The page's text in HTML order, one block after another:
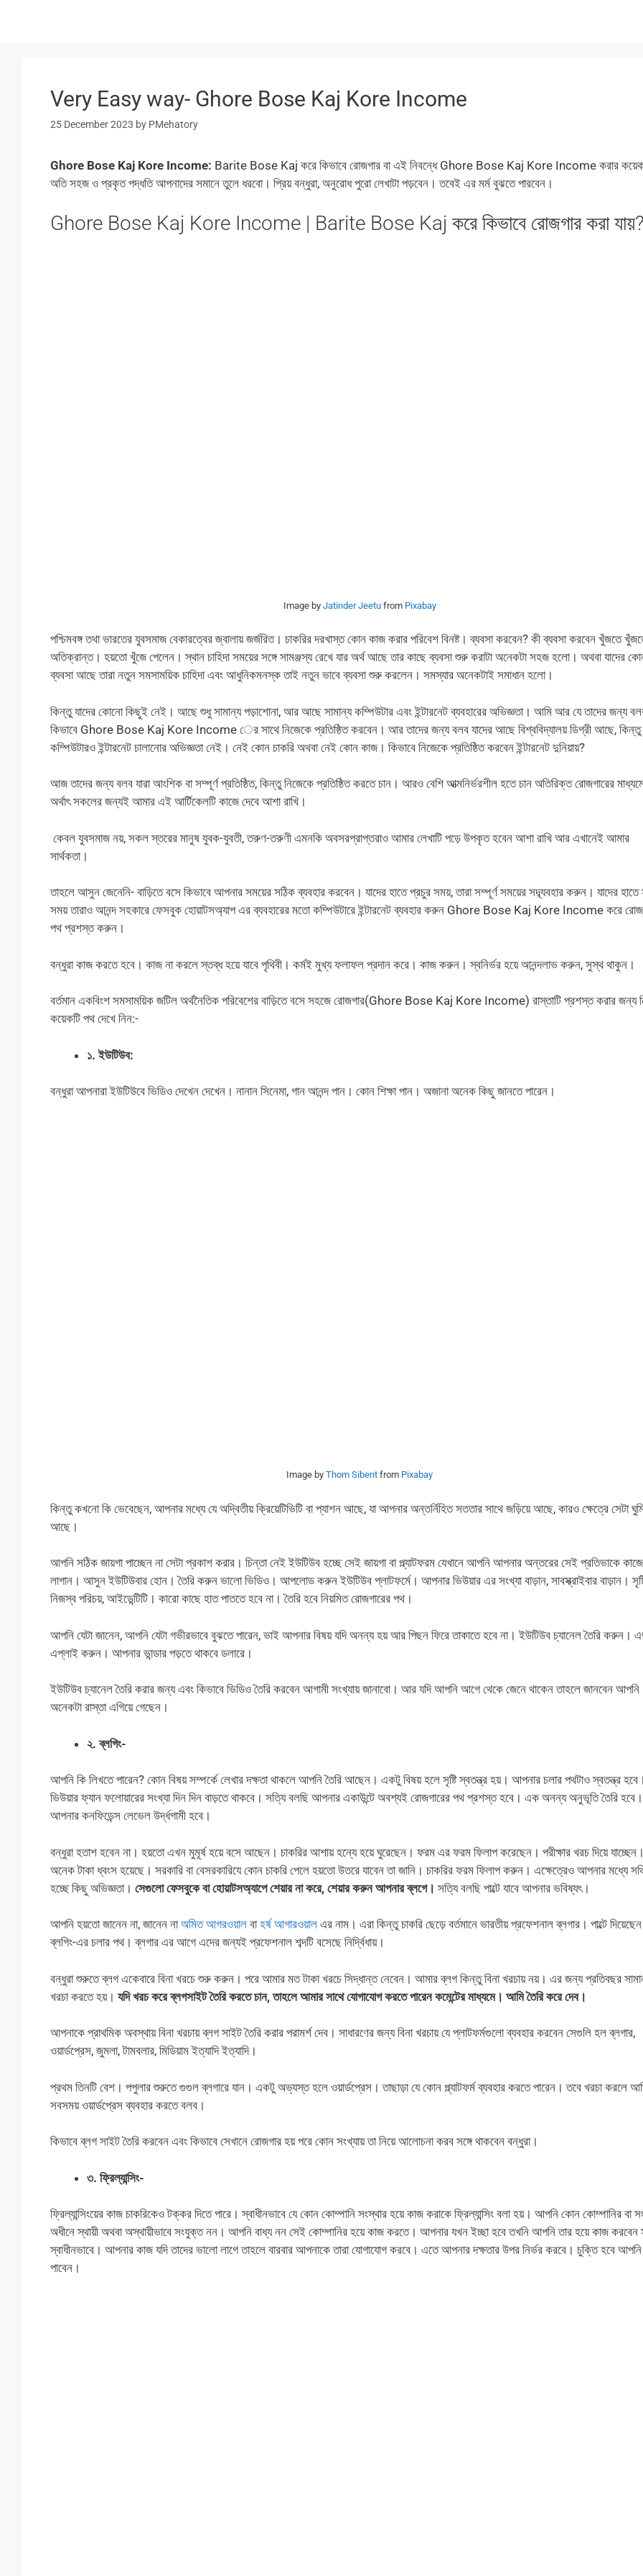
Very Easy way- Ghore Bose Kaj Kore Income
25 December 2023 by PMehatory
Ghore Bose Kaj Kore Income: Barite Bose Kaj করে কিভাবে রোজগার বা এই নিবন্ধে Ghore Bose Kaj Kore Income করার
অতি সহজ ও প্রকৃত পদ্ধতি আপনাদের সমানে তুলে ধরবো। প্রিয় বন্ধুরা, অনুরোধ পুরো লেখাটা পড়বেন। তবেই এর মর্ম বুঝতে পারবেন।
Ghore Bose Kaj Kore Income | Barite Bose Kaj করে কিভাবে রোজগার করা
Image by Jatinder Jeetufrom Pixabay
পশ্চিমবঙ্গ তথা ভারতের যুবসমাজ বেকারত্বের জ্বালায় জর্জরিত। চাকরির দরখাস্ত কোন কাজ করার পরিবেশ বিনষ্ট। ব্যবসা করবেন? কী ব্যবসা করবেন খুঁজতে
অতিক্রান্ত। হয়তো খুঁজে পেলেন। স্থান চাহিদা সময়ের সঙ্গে সামঞ্জস্য রেখে যার অর্থ আছে তার কাছে ব্যবসা শুরু করাটা অনেকটা সহজ হলো। অথবা যাদের
ব্যবসা আছে তারা নতুন সমসাময়িক চাহিদা এবং আধুনিকমনস্ক তাই নতুন ভাবে ব্যবসা শুরু করলেন। সমস্যার অনেকটাই সমাধান হলো।
কিন্তু যাদের কোনো কিছুই নেই। আছে শুধু সামান্য পড়াশোনা, আর আছে সামান্য কম্পিউটার এবং ইন্টারনেট ব্যবহারের অভিজ্ঞতা। আমি আর যে তাদের জন্য
কিভাবে Ghore Bose Kaj Kore Income ের সাথে নিজেকে প্রতিষ্ঠিত করবেন। আর তাদের জন্য বলব যাদের আছে বিশ্ববিদ্যালয় ডিগ্রী আছে, কিন্তু
কম্পিউটারও ইন্টারনেট চালানোর অভিজ্ঞতা নেই। নেই কোন চাকরি অথবা নেই কোন কাজ। কিভাবে নিজেকে প্রতিষ্ঠিত করবেন ইন্টারনেট দুনিয়ায়?
আজ তাদের জন্য বলব যারা আংশিক বা সম্পূর্ণ প্রতিষ্ঠিত, কিন্তু নিজেকে প্রতিষ্ঠিত করতে চান। আরও বেশি আত্মনির্ভরশীল হতে চান অতিরিক্ত রোজগারের
অর্থাৎ সকলের জন্যই আমার এই আর্টিকেলটি কাজে দেবে আশা রাখি।
কেবল যুবসমাজ নয়, সকল স্তরের মানুষ যুবক-যুবতী, তরুণ-তরুণী এমনকি অবসরপ্রাপ্তরাও আমার লেখাটি পড়ে উপকৃত হবেন আশা রাখি আর এখানেই আমার
সার্থকতা।
তাহলে আসুন জেনেনি- বাড়িতে বসে কিভাবে আপনার সময়ের সঠিক ব্যবহার করবেন। যাদের হাতে প্রচুর সময়, তারা সম্পূর্ণ সময়ের সদ্ব্যবহার করুন। যাদের হাতে
সময় তারাও আনন্দ সহকারে ফেসবুক হোয়াটসঅ্যাপ এর ব্যবহারের মতো কম্পিউটারে ইন্টারনেট ব্যবহার করুন Ghore Bose Kaj Kore Income করে
পথ প্রশস্ত করুন।
বন্ধুরা কাজ করতে হবে। কাজ না করলে স্তব্ধ হয়ে যাবে পৃথিবী। কর্মই মুখ্য ফলাফল প্রদান করে। কাজ করুন। স্বনির্ভর হয়ে আনন্দলাভ করুন, সুস্থ থাকুন।
বর্তমান একবিংশ সমসাময়িক জটিল অর্থনৈতিক পরিবেশের বাড়িতে বসে সহজে রোজগার(Ghore Bose Kaj Kore Income) রাস্তাটি প্রশস্ত করার জন্য
কয়েকটি পথ দেখে নিন:-
১. ইউটিউব:
বন্ধুরা আপনারা ইউটিউবে ভিডিও দেখেন দেখেন। নানান সিনেমা, গান আনন্দ পান। কোন শিক্ষা পান। অজানা অনেক কিছু জানতে পারেন।
Image byThom Sibent from Pixabay
কিন্তু কখনো কি ভেবেছেন, আপনার মধ্যে যে অদ্বিতীয় ক্রিয়েটিভিটি বা প্যাশন আছে, যা আপনার অন্তর্নিহিত সততার সাথে জড়িয়ে আছে, কারও ক্ষেত্রে সেটা
আছে।
আপনি সঠিক জায়গা পাচ্ছেন না সেটা প্রকাশ করার। চিন্তা নেই ইউটিউব হচ্ছে সেই জায়গা বা প্ল্যাটফরম যেখানে আপনি আপনার অন্তরের সেই প্রতিভাকে কাজে
লাগান। আসুন ইউটিউবার হোন। তৈরি করুন ভালো ভিডিও। আপলোড করুন ইউটিউব প্লাটফর্মে। আপনার ভিউয়ার এর সংখ্যা বাড়ান, সাবস্ক্রাইবার বাড়ান।
নিজস্ব পরিচয়, আইডেন্টিটি। কারো কাছে হাত পাততে হবে না। তৈরি হবে নিয়মিত রোজগারের পথ।
আপনি যেটা জানেন, আপনি যেটা গভীরভাবে বুঝতে পারেন, ভাই আপনার বিষয় যদি অনন্য হয় আর পিছন ফিরে তাকাতে হবে না। ইউটিউব চ্যানেল তৈরি করুন।
এপ্লাই করুন। আপনার ভান্ডার পড়তে থাকবে ডলারে।
ইউটিউব চ্যানেল তৈরি করার জন্য এবং কিভাবে ভিডিও তৈরি করবেন আগামী সংখ্যায় জানাবো। আর যদি আপনি আগে থেকে জেনে থাকেন তাহলে জানবেন আপনি
অনেকটা রাস্তা এগিয়ে গেছেন।
২. ব্লগিং-
আপনি কি লিখতে পারেন? কোন বিষয় সম্পর্কে লেখার দক্ষতা থাকলে আপনি তৈরি আছেন। একটু বিষয় হলে সৃষ্টি স্বতন্ত্র হয়। আপনার চলার পথটাও স্বতন্ত্র
ভিউয়ার ফ্যান ফলোয়ারের সংখ্যা দিন দিন বাড়তে থাকবে। সত্যি বলছি আপনার একাউন্টে অবশ্যই রোজগারের পথ প্রশস্ত হবে। এক অনন্য অনুভূতি তৈরি হবে।
আপনার কনফিডেন্স লেভেল উর্দ্ধগামী হবে।
বন্ধুরা হতাশ হবেন না। হয়তো এখন মুমূর্ষ হয়ে বসে আছেন। চাকরির আশায় হন্যে হয়ে ঘুরেছেন। ফরম এর ফরম ফিলাপ করেছেন। পরীক্ষার খরচ দিয়ে
অনেক টাকা ধ্বংস হয়েছে। সরকারি বা বেসরকারিযে কোন চাকরি পেলে হয়তো উতরে যাবেন তা জানি। চাকরির ফরম ফিলাপ করুন। এক্ষেত্রেও আপনার মধ্যে
হচ্ছে কিছু অভিজ্ঞতা। সেগুলো ফেসবুকে বা হোয়াটসঅ্যাপে শেয়ার না করে, শেয়ার করুন আপনার ব্লগে। সত্যি বলছি পাল্টে যাবে আপনার ভবিষ্যৎ।
আপনি হয়তো জানেন না, জানেন নাঅমিত আগরওয়ালবাহর্ষ আগারওয়ালএর নাম। এরা কিন্তু চাকরি ছেড়ে বর্তমানে ভারতীয় প্রফেশনাল ব্লগার। পাল্টে দিয়েছেন
ব্লগিং-এর চলার পথ। ব্লগার এর আগে এদের জন্যই প্রফেশনাল শব্দটি বসেছে নির্দ্বিধায়।
বন্ধুরা শুরুতে ব্লগ একেবারে বিনা খরচে শুরু করুন। পরে আমার মত টাকা খরচে সিদ্ধান্ত নেবেন। আমার ব্লগ কিন্তু বিনা খরচায় নয়। এর জন্য প্রতিবছর
খরচা করতে হয়। যদি খরচ করে ব্লগসাইট তৈরি করতে চান, তাহলে আমার সাথে যোগাযোগ করতে পারেন কমেন্টের মাধ্যমে। আমি তৈরি করে দেব।
আপনাকে প্রাথমিক অবস্থায় বিনা খরচায় ব্লগ সাইট তৈরি করার পরামর্শ দেব। সাধারণের জন্য বিনা খরচায় যে প্লাটফর্মগুলো ব্যবহার করবেন সেগুলি হল ব্লগার,
ওয়ার্ডপ্রেস, জুমলা, টামবলার, মিডিয়াম ইত্যাদি ইত্যাদি।
প্রথম তিনটি বেশ। পপুলার শুরুতে গুগুল ব্লগারে যান। একটু অভ্যস্ত হলে ওয়ার্ডপ্রেস। তাছাড়া যে কোন প্ল্যাটফর্ম ব্যবহার করতে পারেন। তবে খরচা করলে
সবসময় ওয়ার্ডপ্রেস ব্যবহার করতে বলব।
কিভাবে ব্লগ সাইট তৈরি করবেন এবং কিভাবে সেখানে রোজগার হয় পরে কোন সংখ্যায় তা নিয়ে আলোচনা করব সঙ্গে থাকবেন বন্ধুরা।
৩. ফ্রিল্যান্সিং-
ফ্রিল্যান্সিংয়ের কাজ চাকরিকেও টক্কর দিতে পারে। স্বাধীনভাবে যে কোন কোম্পানি সংস্থার হয়ে কাজ করাকে ফ্রিল্যান্সিং বলা হয়। আপনি কোন কোম্পানির বা
অধীনে স্থায়ী অথবা অস্থায়ীভাবে সংযুক্ত নন। আপনি বাধ্য নন সেই কোম্পানির হয়ে কাজ করতে। আপনার যখন ইচ্ছা হবে তখনি আপনি তার হয়ে কাজ করবেন
স্বাধীনভাবে। আপনার কাজ যদি তাদের ভালো লাগে তাহলে বারবার আপনাকে তারা যোগাযোগ করবে। এতে আপনার দক্ষতার উপর নির্ভর করবে। চুক্তি হবে আপনি
পাবেন।